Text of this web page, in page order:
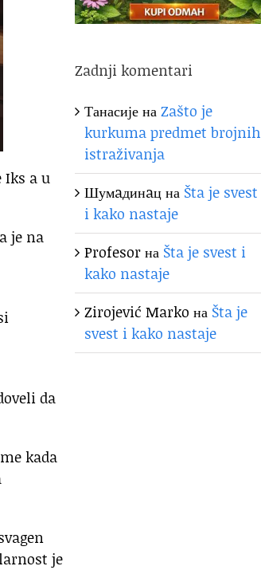
Iks a u
je na
da
kada
je
Zadnji komentari
ТанасијенаZašto je
kurkuma predmet brojnih
istraživanja
Шумaдинaцна Šta je svest
i kako nastaje
Profesorна Šta je svest i
kako nastaje
Zirojević Marko на Šta je
svest i kako nastaje